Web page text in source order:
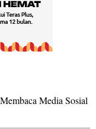
Media Sosial